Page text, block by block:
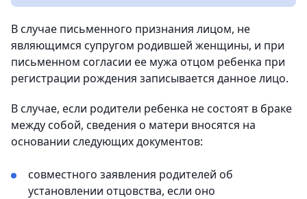
В случае письменного признания лицом, не
являющимся супругом родившей женщины, и при
письменном согласии ее мужа отцом ребенка при
регистрации рождения записывается данное лицо.
В случае, если родители ребенка не состоят в браке
между собой, сведения о матери вносятся на
основании следующих документов:
совместного заявления родителей об
установлении отцовства, если оно